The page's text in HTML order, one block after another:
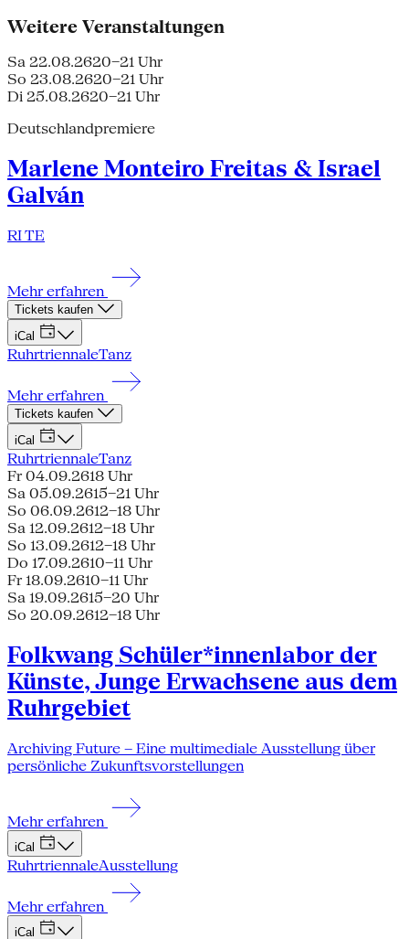
Weitere Veranstaltungen
Sa 22.08.2620–21 Uhr
So 23.08.2620–21 Uhr
Di 25.08.2620–21 Uhr
Deutschlandpremiere
Marlene Monteiro Freitas & Israel
Galván
RI TE
Mehr erfahren
Tickets kaufen
iCal
RuhrtriennaleTanz
Mehr erfahren
Tickets kaufen
iCal
RuhrtriennaleTanz
Fr 04.09.2618 Uhr
Sa 05.09.2615–21 Uhr
So 06.09.2612–18 Uhr
Sa 12.09.2612–18 Uhr
So 13.09.2612–18 Uhr
Do 17.09.2610–11 Uhr
Fr 18.09.2610–11 Uhr
Sa 19.09.2615–20 Uhr
So 20.09.2612–18 Uhr
Folkwang Schüler*innenlabor der
Künste, Junge Erwachsene aus dem
Ruhrgebiet
Archiving Future – Eine multimediale Ausstellung über
persönliche Zukunftsvorstellungen
Mehr erfahren
iCal
RuhrtriennaleAusstellung
Mehr erfahren
iCal